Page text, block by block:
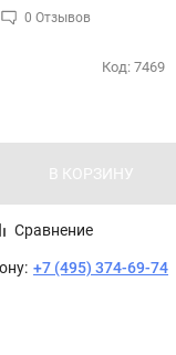
0 Отзывов
Код: 7469
В КОРЗИНУ
Сравнение
+7 (495) 374-69-74